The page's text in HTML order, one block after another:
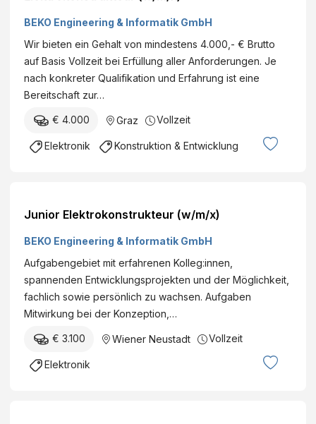
BEKO Engineering & Informatik GmbH
Wir bieten ein Gehalt von mindestens 4.000,- € Brutto
auf Basis Vollzeit bei Erfüllung aller Anforderungen. Je
nach konkreter Qualifikation und Erfahrung ist eine
Bereitschaft zur…
€ 4.000 Graz Vollzeit
Elektronik Konstruktion & Entwicklung
Junior Elektrokonstrukteur (w/m/x)
BEKO Engineering & Informatik GmbH
Aufgabengebiet mit erfahrenen Kolleg:innen,
spannenden Entwicklungsprojekten und der Möglichkeit,
fachlich sowie persönlich zu wachsen. Aufgaben
Mitwirkung bei der Konzeption,…
€ 3.100 Wiener Neustadt Vollzeit
Elektronik